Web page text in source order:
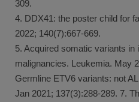
309.
4. DDX41: the poster child for
2022; 140(7):667-669.
5. Acquired somatic variants in
malignancies. Leukemia. May
Germline ETV6 variants: not
Jan 2021; 137(3):288-289. 7.